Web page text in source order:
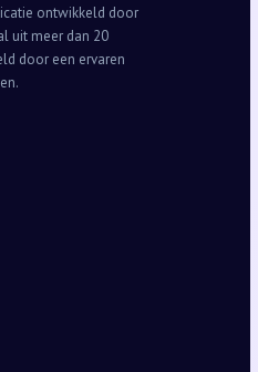
ontwikkeld door
uit meer dan 20
door een ervaren